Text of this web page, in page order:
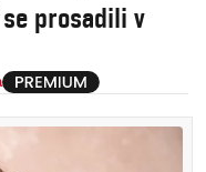
prosadili v